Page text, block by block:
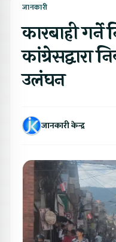
जानकारी
कारबाही
कांग्रेसद्वारा
उलंघन
जानकारी केन्द्र